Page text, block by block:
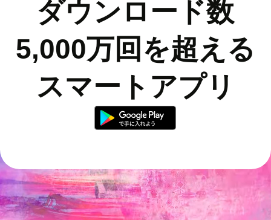
ダウンロード数
5,000万回を超える
スマートアプリ